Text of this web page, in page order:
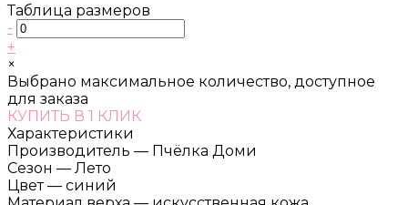
Таблица размеров
-
+
×
Выбрано максимальное количество, доступное
для заказа
КУПИТЬ В 1 КЛИК
Характеристики
Производитель — Пчёлка Доми
Сезон — Лето
Цвет — синий